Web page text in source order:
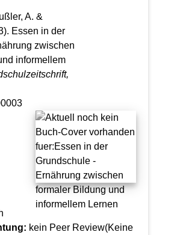
A. &
Essen in der
zwischen
informellem
,
kein Peer Review(Keine